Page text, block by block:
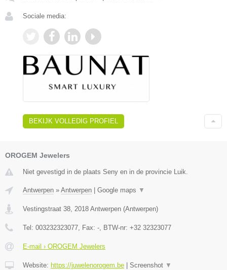
Sociale media:
BEKIJK VOLLEDIG PROFIEL
OROGEM Jewelers
Niet gevestigd in de plaats Seny en in de provincie Luik.
Antwerpen » Antwerpen Google maps ▼
Vestingstraat 38, 2018 Antwerpen (Antwerpen)
Tel: 003232323077, Fax: -, BTW-nr: +32 32323077
E-mail › OROGEM Jewelers
Website: https://juwelenorogem.be Screenshot ▼